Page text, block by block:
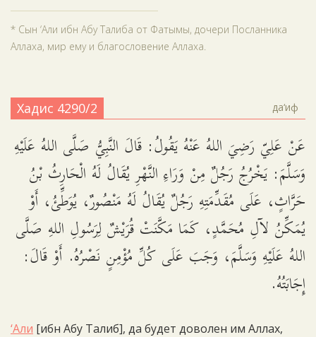
* Сын ‘Али ибн Абу Талиба от Фатымы, дочери Посланника
Аллаха, мир ему и благословение Аллаха.
Хадис 4290/2 да‘иф
عَنْ عَلِيّ رَضِيَ اللهُ عَنْهُ يَقُولُ: قَالَ النَّبِيُّ صَلَّى اللهُ عَلَيْهِ
وَسَلَّمَ: يَخْرُجُ رَجُلٌ مِنْ وَرَاءِ النَّهْرِ يُقَالُ لَهُ الْحَارِثُ بْنُ
حَرَّاثٍ، عَلَى مُقَدِّمَتِهِ رَجُلٌ يُقَالُ لَهُ مَنْصُورٌ، يُوَطِّئُ، أَوْ
يُمَكِّنُ لآلِ مُحَمَّدٍ، كَمَا مَكَّنَتْ قُرَيْشٌ لِرَسُولِ اللهِ صَلَّى
اللهُ عَلَيْهِ وَسَلَّمَ، وَجَبَ عَلَى كُلِّ مُؤْمِنٍ نَصْرُهُ. أَوْ قَالَ:
إِجَابَتُهُ.
‘Али [ибн Абу Талиб], да будет доволен им Аллах,